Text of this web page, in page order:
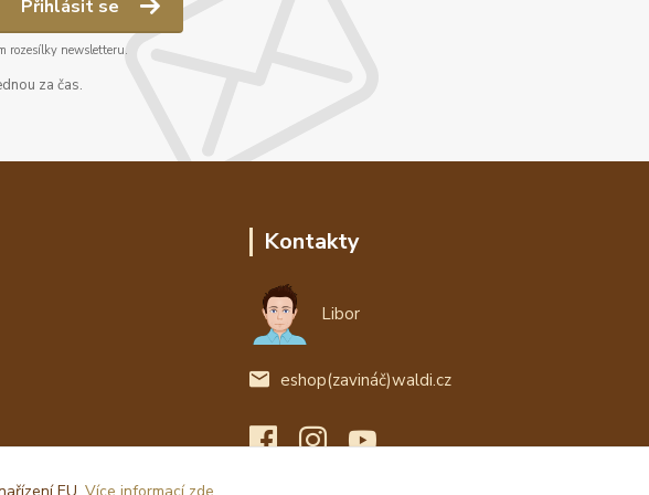
Přihlásit se
rozesílky newsletteru.
za čas.
Kontakty
Libor
eshop(zavináč)waldi.cz